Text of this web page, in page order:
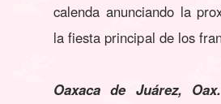
calenda anunciando la
la fiesta principal de los
Oaxaca de Juárez, Oax.